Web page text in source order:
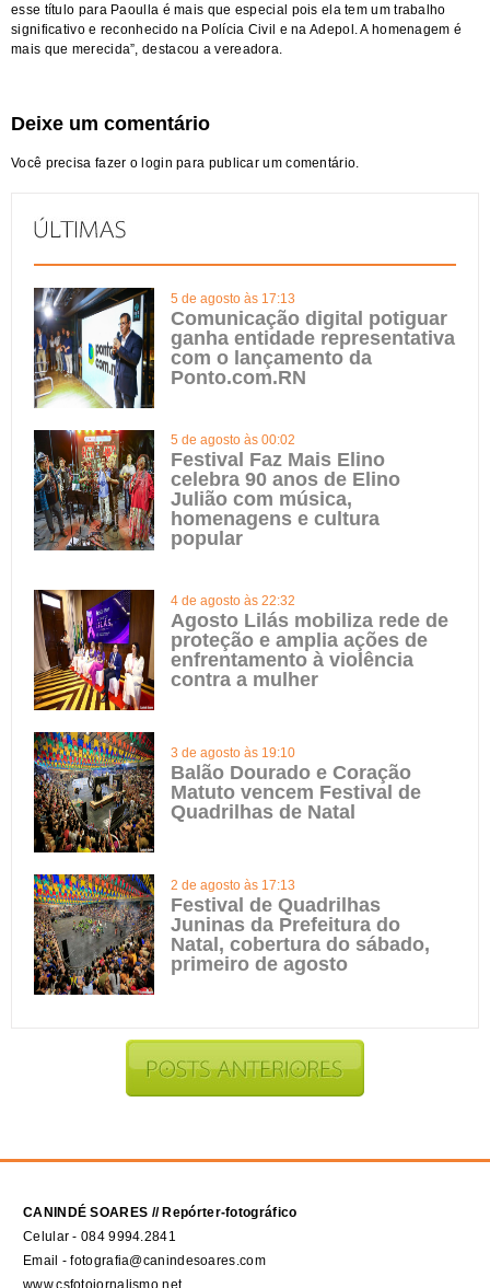
esse título para Paoulla é mais que especial pois ela tem um trabalho
significativo e reconhecido na Polícia Civil e na Adepol. A homenagem é
mais que merecida”, destacou a vereadora.
Deixe um comentário
Você precisa fazer ologin para publicar um comentário.
5 de agosto às 17:13
Comunicação digital potiguar
ganha entidade representativa
com o lançamento da
Ponto.com.RN
5 de agosto às 00:02
Festival Faz Mais Elino
celebra 90 anos de Elino
Julião com música,
homenagens e cultura
popular
4 de agosto às 22:32
Agosto Lilás mobiliza rede de
proteção e amplia ações de
enfrentamento à violência
contra a mulher
3 de agosto às 19:10
Balão Dourado e Coração
Matuto vencem Festival de
Quadrilhas de Natal
2 de agosto às 17:13
Festival de Quadrilhas
Juninas da Prefeitura do
Natal, cobertura do sábado,
primeiro de agosto
CANINDÉ SOARES // Repórter-fotográfico
Celular - 084 9994.2841
Email - fotografia@canindesoares.com
www.csfotojornalismo.net